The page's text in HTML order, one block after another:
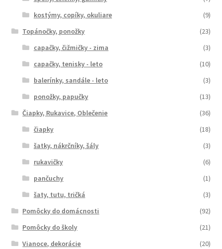
kostýmy, copíky, okuliare
(9)
Topánočky, ponožky
(23)
capačky, čižmičky - zima
(3)
capačky, tenisky - leto
(10)
balerínky, sandále - leto
(3)
ponožky, papučky
(13)
Čiapky, Rukavice, Oblečenie
(36)
čiapky
(18)
šatky, nákrčníky, šály
(3)
rukavičky
(6)
pančuchy
(1)
šaty, tutu, tričká
(3)
Pomôcky do domácnosti
(92)
Pomôcky do školy
(21)
Vianoce, dekorácie
(20)